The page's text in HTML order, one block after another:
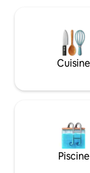
télévision de 46 pouces.
de préparation
d'un four à
d'une cafetière
Salmon est à 3/4
Cuisine
Piscine